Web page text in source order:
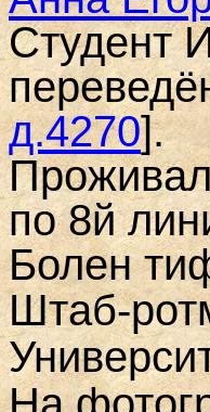
Студент
д.4270].
по 8й
Болен
Штаб-